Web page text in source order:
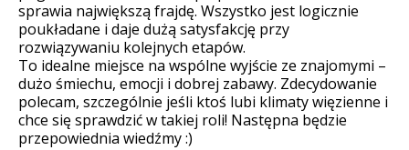
sprawia największą frajdę. Wszystko jest logicznie
poukładane i daje dużą satysfakcję przy
rozwiązywaniu kolejnych etapów.
To idealne miejsce na wspólne wyjście ze znajomymi –
dużo śmiechu, emocji i dobrej zabawy. Zdecydowanie
polecam, szczególnie jeśli ktoś lubi klimaty więzienne i
chce się sprawdzić w takiej roli! Następna będzie
przepowiednia wiedźmy :)